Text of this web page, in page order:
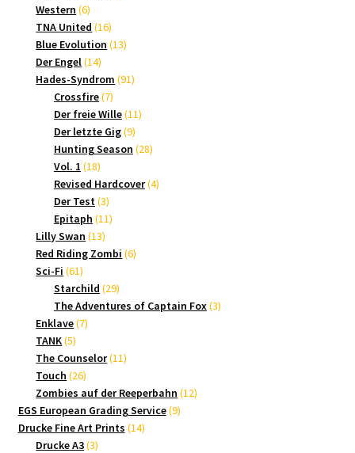
Western 66
Produkte
TNA United 1616
Produkte
Blue Evolution 1313
Der Engel 1414
Produkte
Hades-Syndrom 9191
Crossfire 77
Produkte
Der freie Wille 1111
Der letzte Gig 99
Produkte
Hunting Season 2828
Vol. 1 1818
Produkte
Revised Hardcover 44
Der Test 33
Produkte
Epitaph 1111
Lilly Swan 1313
Produkte
Red Riding Zombi 66
Sci-Fi 6161
Produkte
Starchild 2929
Produkte
The Adventures of Captain Fox 33
Enklave 77
TANK 55
Produkte
The Counselor 1111
Touch 2626
Produkte
Zombies auf der Reeperbahn 1212
EGS European Grading Service 99
Drucke Fine Art Prints 1414
Drucke A3 33